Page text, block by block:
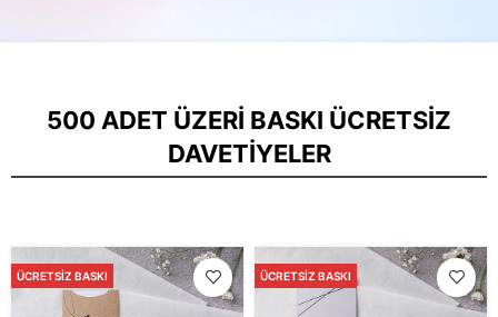
500 ADET ÜZERI BASKI ÜCRETSIZ
DAVETIYELER
ÜCRETSIZ BASKI ÜCRETSIZ BASKI